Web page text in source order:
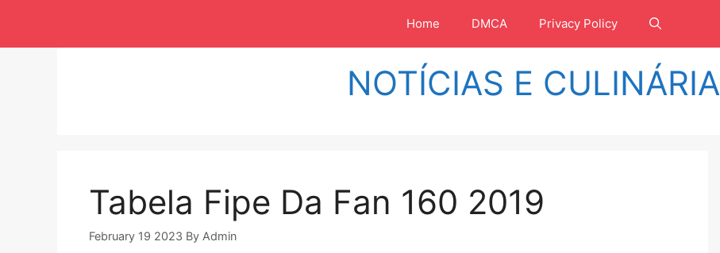
isi
Home DMCA Privacy Policy
NOTÍCIAS E CULINÁRIA
Tabela Fipe Da Fan 160 2019
February 19 2023 By Admin